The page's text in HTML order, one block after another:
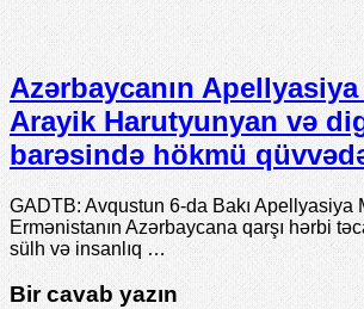
Azərbaycanın
Arayik Harutyunyan və
barəsində hökmü
GADTB: Avqustun 6-da Bakı Apellyasiya
Ermənistanın Azərbaycana qarşı hərbi
sülh və insanlıq …
Bir cavab yazın